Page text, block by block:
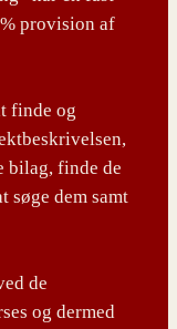
provision af
finde og
bilag, finde de
søge dem samt
de
og dermed